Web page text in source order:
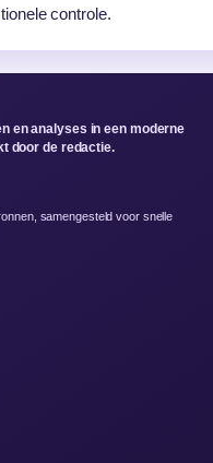
controle.
en analyses in een moderne
door de redactie.
samengesteld voor snelle